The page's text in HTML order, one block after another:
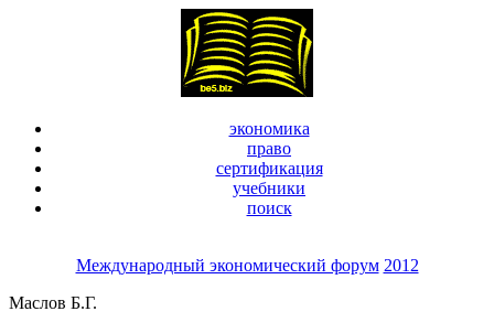
экономика
право
сертификация
учебники
поиск
Международный экономический форум 2012
Маслов Б.Г.